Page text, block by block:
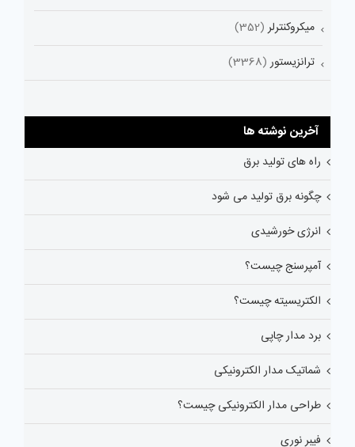
میکروکنترلر (352)
ترانزیستور (3368)
آخرین نوشته ها
راه های تولید برق
چگونه برق تولید می شود
انرژی خورشیدی
آمپرسنج چیست؟
الکتریسیته چیست؟
برد مدار چاپی
شماتیک مدار الکترونیکی
طراحی مدار الکترونیکی چیست؟
فیبر نوری